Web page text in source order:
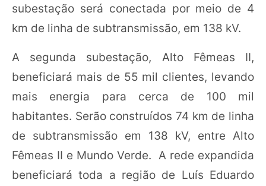
subestação será conectada por meio de 4
km de linha de subtransmissão, em 138 kV.
A segunda subestação, Alto Fêmeas II,
beneficiará mais de 55 mil clientes, levando
mais energia para cerca de 100 mil
habitantes. Serão construídos 74 km de linha
de subtransmissão em 138 kV, entre Alto
Fêmeas II e Mundo Verde. A rede expandida
beneficiará toda a região de Luís Eduardo